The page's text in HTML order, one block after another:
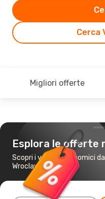
Cerca
Migliori offerte
Esplora le offerte
Scopri i voli più economici
Wroclaw